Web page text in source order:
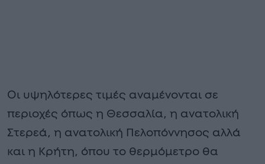
Οι υψηλότερες τιμές αναμένονται σε
περιοχές όπως η Θεσσαλία, η ανατολική
Στερεά, η ανατολική Πελοπόννησος αλλά
και η Κρήτη, όπου το θερμόμετρο θα